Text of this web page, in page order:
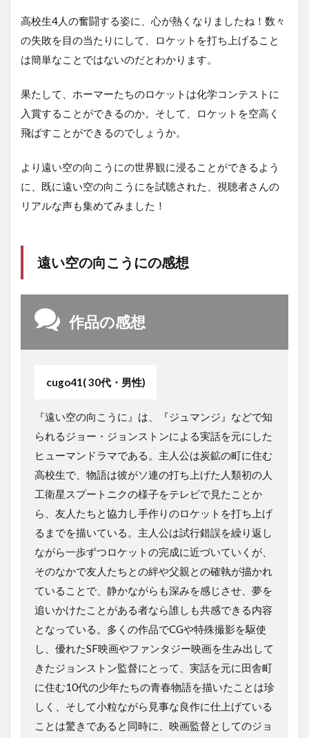
高校生4人の奮闘する姿に、心が熱くなりましたね！数々
の失敗を目の当たりにして、ロケットを打ち上げること
は簡単なことではないのだとわかります。
果たして、ホーマーたちのロケットは化学コンテストに
入賞することができるのか。そして、ロケットを空高く
飛ばすことができるのでしょうか。
より遠い空の向こうにの世界観に浸ることができるよう
に、既に遠い空の向こうにを試聴された、視聴者さんの
リアルな声も集めてみました！
遠い空の向こうにの感想
作品の感想
cugo41( 30代・男性)
『遠い空の向こうに』は、『ジュマンジ』などで知
られるジョー・ジョンストンによる実話を元にした
ヒューマンドラマである。主人公は炭鉱の町に住む
高校生で、物語は彼がソ連の打ち上げた人類初の人
工衛星スプートニクの様子をテレビで見たことか
ら、友人たちと協力し手作りのロケットを打ち上げ
るまでを描いている。主人公は試行錯誤を繰り返し
ながら一歩ずつロケットの完成に近づいていくが、
そのなかで友人たちとの絆や父親との確執が描かれ
ていることで、静かながらも深みを感じさせ、夢を
追いかけたことがある者なら誰しも共感できる内容
となっている。多くの作品でCGや特殊撮影を駆使
し、優れたSF映画やファンタジー映画を生み出して
きたジョンストン監督にとって、実話を元に田舎町
に住む10代の少年たちの青春物語を描いたことは珍
しく、そして小粒ながら見事な良作に仕上げている
ことは驚きであると同時に、映画監督としてのジョ